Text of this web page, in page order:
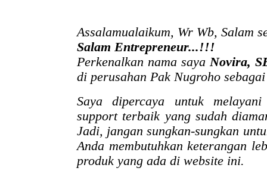
Assalamualaikum, Wr Wb, Salam
Salam Entrepreneur...!!!
Perkenalkan nama saya Novira,
di perusahan Pak Nugroho
Saya dipercaya untuk
support terbaik yang sudah
Jadi, jangan sungkan-sungkan
Anda membutuhkan keterangan
produk yang ada di website ini.